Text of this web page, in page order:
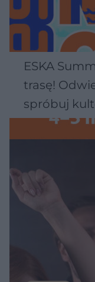
ESKA
trasę!
spróbuj
Wawelu